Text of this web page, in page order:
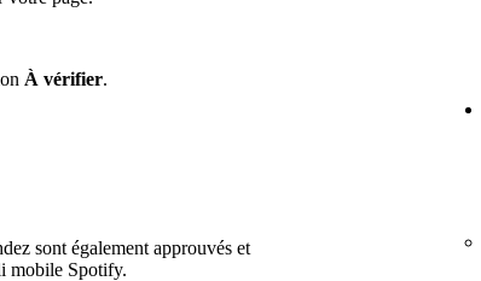
À vérifier.
sont également approuvés et
mobile Spotify.